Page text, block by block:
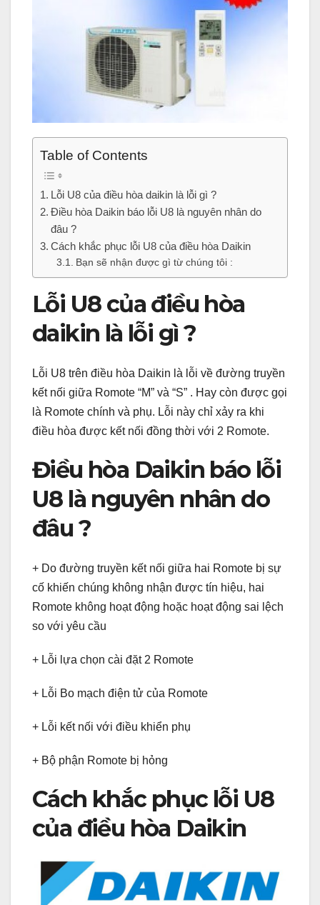
Table of Contents
Lỗi U8 của điều hòa daikin là lỗi gì ?
Điều hòa Daikin báo lỗi U8 là nguyên nhân do
đâu ?
Cách khắc phục lỗi U8 của điều hòa Daikin
Bạn sẽ nhận được gì từ chúng tôi :
Lỗi U8 của điều hòa
daikin là lỗi gì ?
Lỗi U8 trên điều hòa Daikin là lỗi về đường truyền
kết nối giữa Romote “M” và “S” . Hay còn được gọi
là Romote chính và phụ. Lỗi này chỉ xảy ra khi
điều hòa được kết nối đồng thời với 2 Romote.
Điều hòa Daikin báo lỗi
U8 là nguyên nhân do
đâu ?
+ Do đường truyền kết nối giữa hai Romote bị sự
cố khiến chúng không nhận được tín hiệu, hai
Romote không hoạt động hoặc hoạt động sai lệch
so với yêu cầu
+ Lỗi lựa chọn cài đặt 2 Romote
+ Lỗi Bo mạch điện tử của Romote
+ Lỗi kết nối với điều khiển phụ
+ Bộ phận Romote bị hỏng
Cách khắc phục lỗi U8
của điều hòa Daikin